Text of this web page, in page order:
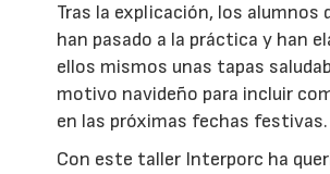
Tras la explicación, los alumnos
han pasado a la práctica y han
ellos mismos unas tapas
motivo navideño para incluir
en las próximas fechas festivas.
Con este taller Interporc ha